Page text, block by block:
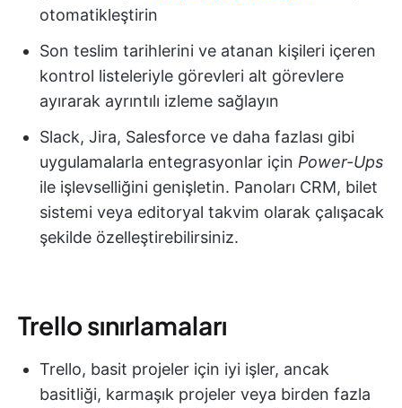
otomatikleştirin
Son teslim tarihlerini ve atanan kişileri içeren
kontrol listeleriyle görevleri alt görevlere
ayırarak ayrıntılı izleme sağlayın
Slack, Jira, Salesforce ve daha fazlası gibi
uygulamalarla entegrasyonlar için Power-Ups
ile işlevselliğini genişletin. Panoları CRM, bilet
sistemi veya editoryal takvim olarak çalışacak
şekilde özelleştirebilirsiniz.
Trello sınırlamaları
Trello, basit projeler için iyi işler, ancak
basitliği, karmaşık projeler veya birden fazla